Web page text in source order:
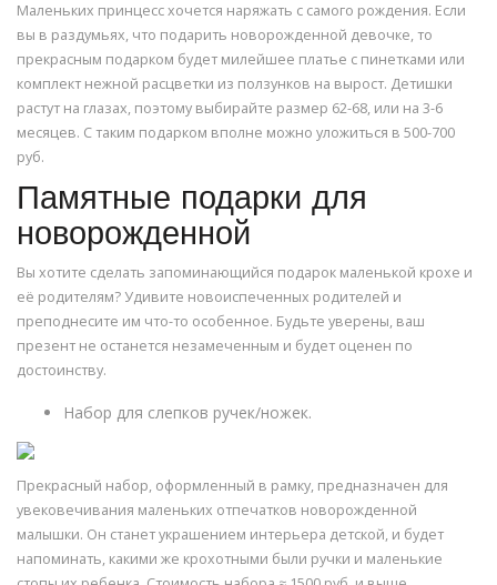
Маленьких принцесс хочется наряжать с самого рождения. Если
вы в раздумьях, что подарить новорожденной девочке, то
прекрасным подарком будет милейшее платье с пинетками или
комплект нежной расцветки из ползунков на вырост. Детишки
растут на глазах, поэтому выбирайте размер 62-68, или на 3-6
месяцев. С таким подарком вполне можно уложиться в 500-700
руб.
Памятные подарки для
новорожденной
Вы хотите сделать запоминающийся подарок маленькой крохе и
её родителям? Удивите новоиспеченных родителей и
преподнесите им что-то особенное. Будьте уверены, ваш
презент не останется незамеченным и будет оценен по
достоинству.
Набор для слепков ручек/ножек.
Прекрасный набор, оформленный в рамку, предназначен для
увековечивания маленьких отпечатков новорожденной
малышки. Он станет украшением интерьера детской, и будет
напоминать, какими же крохотными были ручки и маленькие